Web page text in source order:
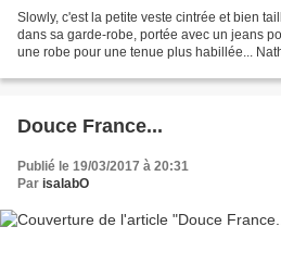
Slowly, c'est la petite veste cintrée et bien
dans sa garde-robe, portée avec un jeans
une robe pour une tenue plus habillée...
Douce France...
Publié le 19/03/2017 à 20:31
Par isalabO